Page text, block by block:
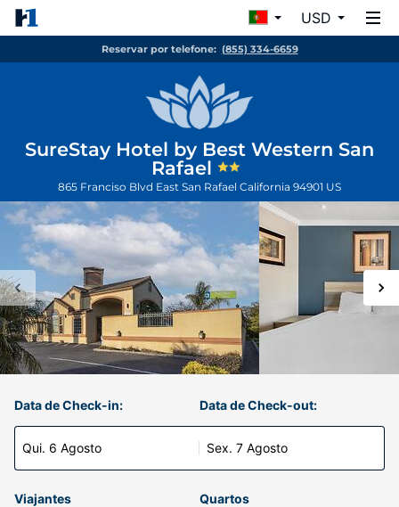
USD
Reservar por telefone: (855) 334-6659
SureStay Hotel by Best Western San
Rafael
865 Franciso Blvd East San Rafael California 94901 US
Data de Check-in:
Qui. 6 Agosto
Data de Check-out:
Sex. 7 Agosto
Viajantes Quartos